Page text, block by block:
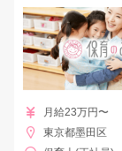
月給23万円〜
東京都墨田区